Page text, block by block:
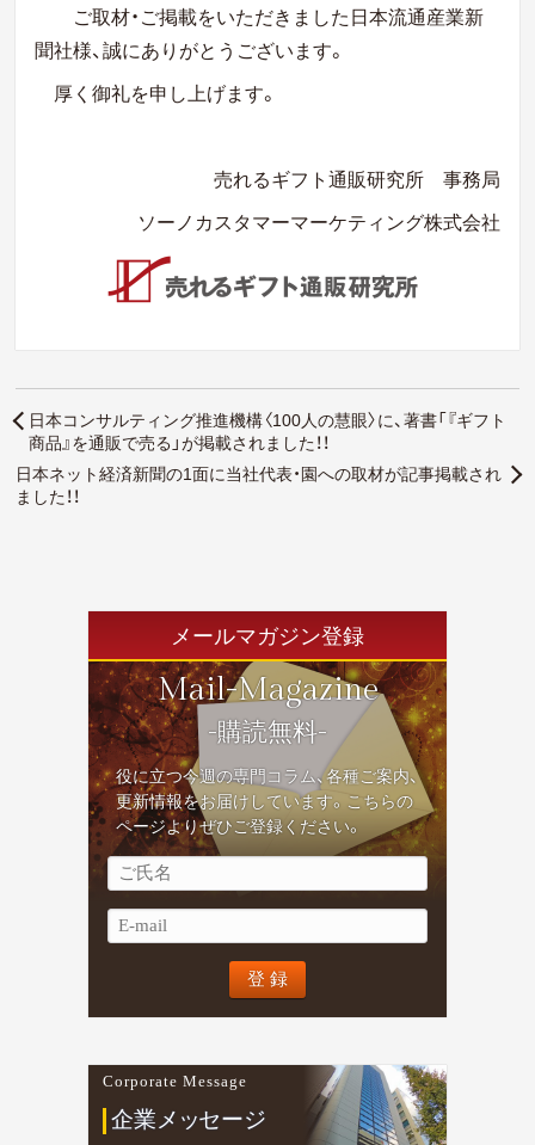
ご取材・ご掲載をいただきました日本流通産業新
聞社様、誠にありがとうございます。
厚く御礼を申し上げます。
売れるギフト通販研究所 事務局
ソーノカスタマーマーケティング株式会社
日本コンサルティング推進機構〈100人の慧眼〉に、著書「『ギフト
商品』を通販で売る」が掲載されました！！
日本ネット経済新聞の1面に当社代表・園への取材が記事掲載され
ました！！
メールマガジン登録
Mail-Magazine
-購読無料-
役に立つ今週の専門コラム、各種ご案内、
更新情報をお届けしています。こちらの
ページよりぜひご登録ください。
Corporate Message
企業メ ッセージ